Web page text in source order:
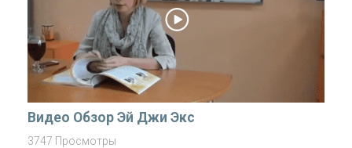
Видео Обзор Эй Джи Экс
3747 Просмотры